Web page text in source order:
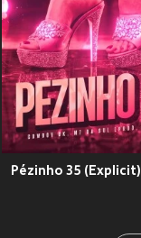
Pézinho 35 (Explicit)